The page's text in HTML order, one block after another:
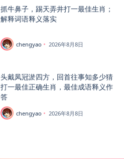
抓牛鼻子，踢天弄井打一最佳生肖；
解释词语释义落实
chengyao 2026年8月8日
头戴凤冠淤四方，回首往事知多少猜
打一最佳正确生肖，最佳成语释义作
答
chengyao 2026年8月8日